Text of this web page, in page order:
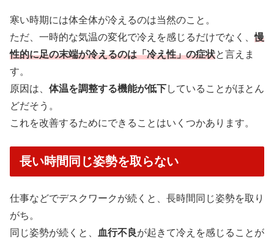
寒い時期には体全体が冷えるのは当然のこと。
ただ、一時的な気温の変化で冷えを感じるだけでなく、慢
性的に足の末端が冷えるのは「冷え性」の症状と言えま
す。
原因は、 体温を調整する機能が低下していることがほとん
どだそう。
これを改善するためにできることはいくつかあります。
長い時間同じ姿勢を取らない
仕事などでデスクワークが続くと、長時間同じ姿勢を取り
がち。
同じ姿勢が続くと、
血行不良が起きて冷えを感じることが